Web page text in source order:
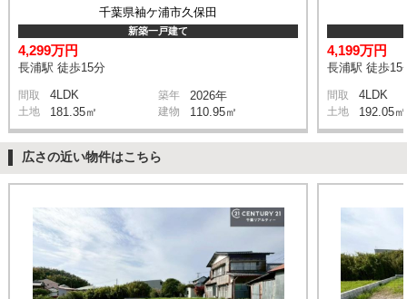
千葉県袖ケ浦市久保田
新築一戸建て
4,299万円
長浦駅 徒歩15分
間取 4LDK 築年 2026年
土地 181.35㎡ 建物 110.95㎡
4,199万円
長浦駅 徒歩15
間取 4LDK
土地 192.05㎡
広さの近い物件はこちら